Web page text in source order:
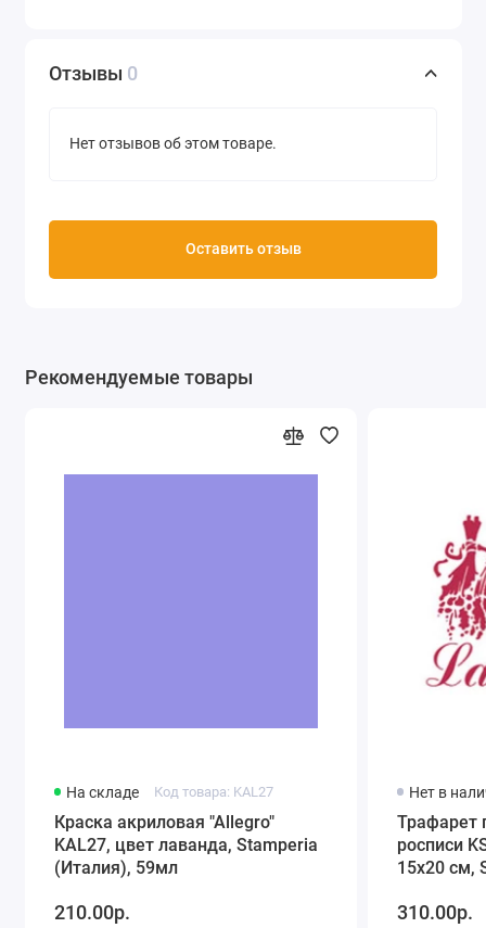
Отзывы 0
Нет отзывов об этом товаре.
Оставить отзыв
Рекомендуемые товары
На складе Код товара: KAL27
Краска акриловая "Allegro"
KAL27, цвет лаванда, Stamperia
(Италия), 59мл
210.00р.
Нет в
Трафарет
росписи
15х20 см,
310.00р.